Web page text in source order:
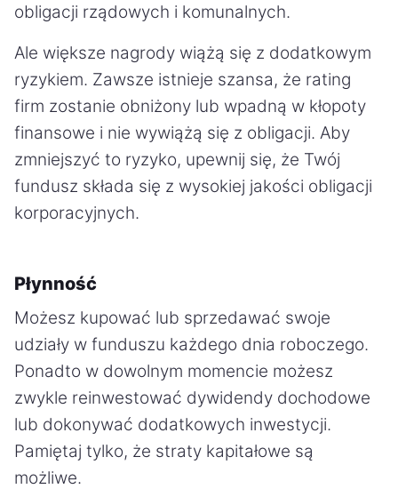
obligacji rządowych i komunalnych.
Ale większe nagrody wiążą się z dodatkowym
ryzykiem. Zawsze istnieje szansa, że rating
firm zostanie obniżony lub wpadną w kłopoty
finansowe i nie wywiążą się z obligacji. Aby
zmniejszyć to ryzyko, upewnij się, że Twój
fundusz składa się z wysokiej jakości obligacji
korporacyjnych.
Płynność
Możesz kupować lub sprzedawać swoje
udziały w funduszu każdego dnia roboczego.
Ponadto w dowolnym momencie możesz
zwykle reinwestować dywidendy dochodowe
lub dokonywać dodatkowych inwestycji.
Pamiętaj tylko, że straty kapitałowe są
możliwe.